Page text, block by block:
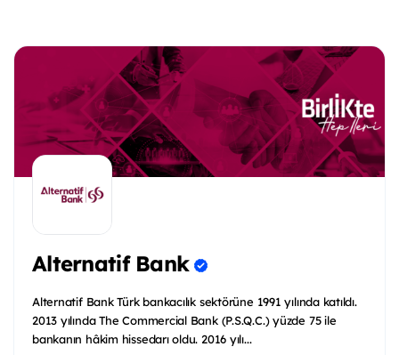
Alternatif Bank
Alternatif Bank Türk bankacılık sektörüne 1991 yılında katıldı.
2013 yılında The Commercial Bank (P.S.Q.C.) yüzde 75 ile
bankanın hâkim hissedarı oldu. 2016 yılı...